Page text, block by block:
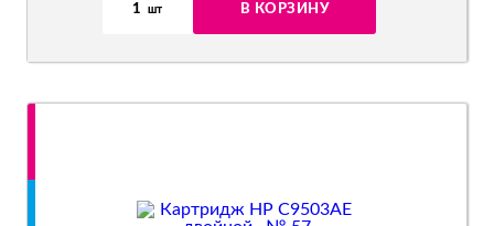
1 шт В КОРЗИНУ